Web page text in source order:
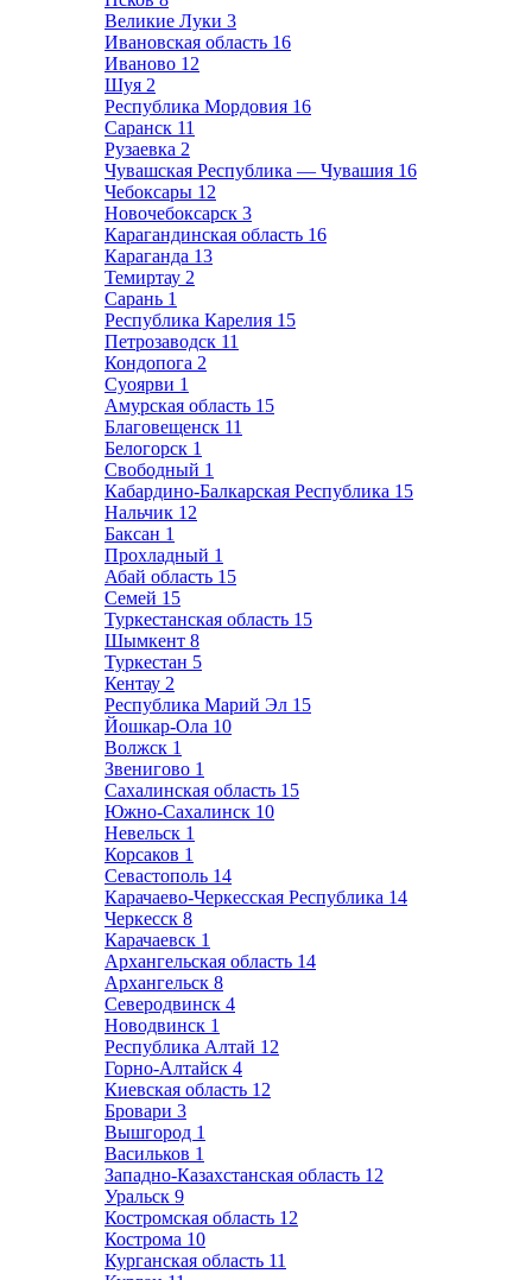
Великие Луки 3
Ивановская область 16
Иваново 12
Шуя 2
Республика Мордовия 16
Саранск 11
Рузаевка 2
Чувашская Республика — Чувашия 16
Чебоксары 12
Новочебоксарск 3
Карагандинская область 16
Караганда 13
Темиртау 2
Сарань 1
Республика Карелия 15
Петрозаводск 11
Кондопога 2
Суоярви 1
Амурская область 15
Благовещенск 11
Белогорск 1
Свободный 1
Кабардино-Балкарская Республика 15
Нальчик 12
Баксан 1
Прохладный 1
Абай область 15
Семей 15
Туркестанская область 15
Шымкент 8
Туркестан 5
Кентау 2
Республика Марий Эл 15
Йошкар-Ола 10
Волжск 1
Звенигово 1
Сахалинская область 15
Южно-Сахалинск 10
Невельск 1
Корсаков 1
Севастополь 14
Карачаево-Черкесская Республика 14
Черкесск 8
Карачаевск 1
Архангельская область 14
Архангельск 8
Северодвинск 4
Новодвинск 1
Республика Алтай 12
Горно-Алтайск 4
Киевская область 12
Бровари 3
Вышгород 1
Васильков 1
Западно-Казахстанская область 12
Уральск 9
Костромская область 12
Кострома 10
Курганская область 11